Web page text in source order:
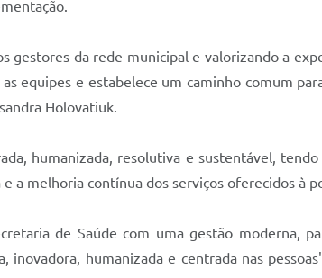
da rede municipal e valorizando a
equipes e estabelece um caminho comum
Holovatiuk.
humanizada, resolutiva e sustentável, tendo
a melhoria contínua dos serviços oferecidos à
de Saúde com uma gestão moderna,
humanizada e centrada nas